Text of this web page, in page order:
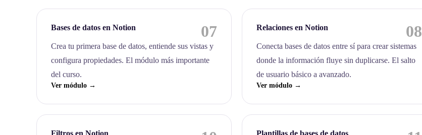
Bases de datos en Notion 07
Crea tu primera base de datos, entiende sus vistas y
configura propiedades. El módulo más importante
del curso.
Ver módulo →
Relaciones en Notion 08
Conecta bases de datos entre sí para crear sistemas
donde la información fluye sin duplicarse. El salto
de usuario básico a avanzado.
Ver módulo →
Filtros en Notion Plantillas de bases de datos